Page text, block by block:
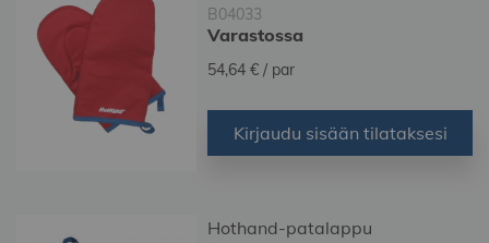
B04033
Varastossa
54,64 € / par
Kirjaudu sisään tilataksesi
Hothand-patalappu